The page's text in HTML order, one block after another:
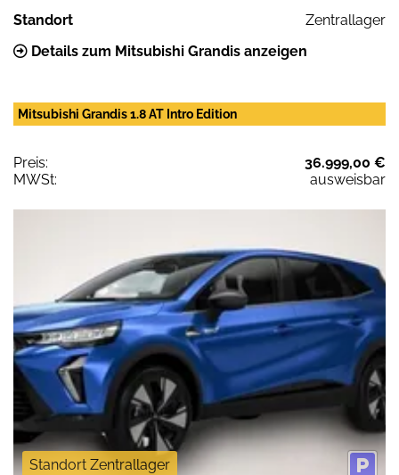
Standort
Zentrallager
Details zum Mitsubishi Grandis anzeigen
Mitsubishi Grandis 1.8 AT Intro Edition
Preis:
36.999,00 €
MWSt:
ausweisbar
Standort Zentrallager